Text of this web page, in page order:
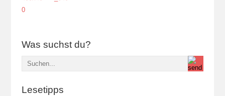
Was suchst du?
Lesetipps